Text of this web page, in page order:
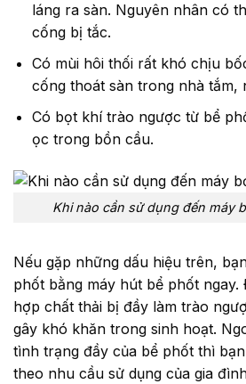
láng ra sàn. Nguyên nhân có
cống bị tắc.
Có mùi hôi thối rất khó chịu
cống thoát sàn trong nhà tắm,
Có bọt khí trào ngược từ bể
ọc trong bồn cầu.
Khi nào cần sử dụng đến máy
Nếu gặp những dấu hiệu trên,
phốt bằng máy hút bể phốt
hợp chất thải bị đầy làm trào
gây khó khăn trong sinh hoạt.
tình trạng đầy của bể phốt thì
theo nhu cầu sử dụng của gia